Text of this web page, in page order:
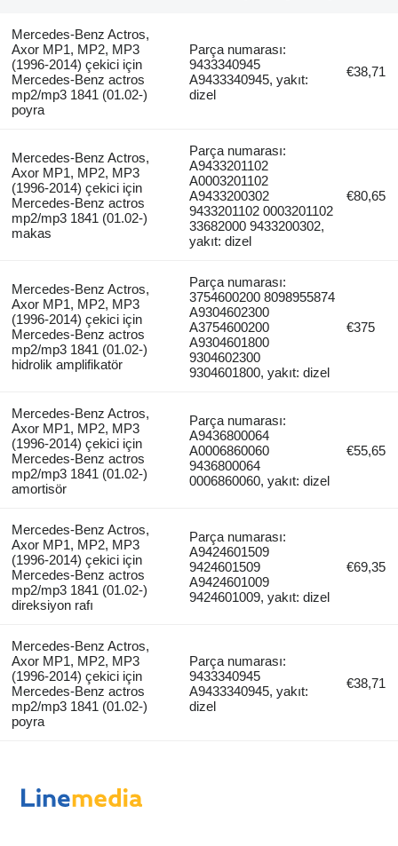
Mercedes-Benz Actros,
Axor MP1, MP2, MP3
(1996-2014) çekici için
Mercedes-Benz actros
mp2/mp3 1841 (01.02-)
poyra
Parça numarası:
9433340945
A9433340945, yakıt:
dizel
€38,71
Mercedes-Benz Actros,
Axor MP1, MP2, MP3
(1996-2014) çekici için
Mercedes-Benz actros
mp2/mp3 1841 (01.02-)
makas
Parça numarası:
A9433201102
A0003201102
A9433200302
9433201102 0003201102
33682000 9433200302,
yakıt: dizel
€80,65
Mercedes-Benz Actros,
Axor MP1, MP2, MP3
(1996-2014) çekici için
Mercedes-Benz actros
mp2/mp3 1841 (01.02-)
hidrolik amplifikatör
Parça numarası:
3754600200 8098955874
A9304602300
A3754600200
A9304601800
9304602300
9304601800, yakıt: dizel
€375
Mercedes-Benz Actros,
Axor MP1, MP2, MP3
(1996-2014) çekici için
Mercedes-Benz actros
mp2/mp3 1841 (01.02-)
amortisör
Parça numarası:
A9436800064
A0006860060
9436800064
0006860060, yakıt: dizel
€55,65
Mercedes-Benz Actros,
Axor MP1, MP2, MP3
(1996-2014) çekici için
Mercedes-Benz actros
mp2/mp3 1841 (01.02-)
direksiyon rafı
Parça numarası:
A9424601509
9424601509
A9424601009
9424601009, yakıt: dizel
€69,35
Mercedes-Benz Actros,
Axor MP1, MP2, MP3
(1996-2014) çekici için
Mercedes-Benz actros
mp2/mp3 1841 (01.02-)
poyra
Parça numarası:
9433340945
A9433340945, yakıt:
dizel
€38,71